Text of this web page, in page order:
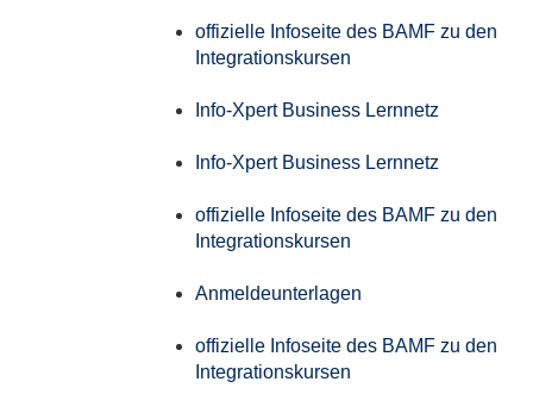
offizielle Infoseite des BAMF zu den
Integrationskursen
Info-Xpert Business Lernnetz
Info-Xpert Business Lernnetz
offizielle Infoseite des BAMF zu den
Integrationskursen
Anmeldeunterlagen
offizielle Infoseite des BAMF zu den
Integrationskursen